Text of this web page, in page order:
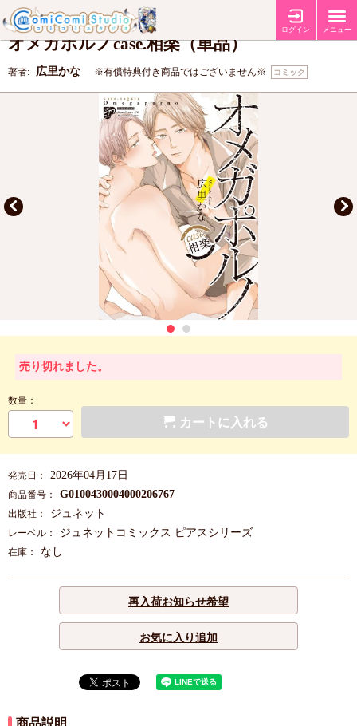
ログイン メニュー
特典 【コミコミ特典4Pリーフレット】
オメガポルノcase.相楽（単品）
著者: 広里かな ※有償特典付き商品ではございません※ コミック
売り切れました。
数量：
カートに入れる
発売日： 2026年04月17日
商品番号： G0100430004000206767
出版社： ジュネット
レーベル： ジュネットコミックス ピアスシリーズ
在庫： なし
再入荷お知らせ希望
お気に入り追加
商品説明